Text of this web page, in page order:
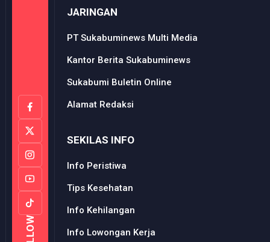
JARINGAN
PT Sukabuminews Multi Media
Kantor Berita Sukabuminews
Sukabumi Buletin Online
Alamat Redaksi
SEKILAS INFO
Info Peristiwa
Tips Kesehatan
Info Kehilangan
Info Lowongan Kerja